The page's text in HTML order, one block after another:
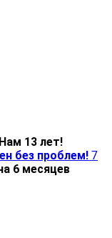
Нам 13 лет!
без проблем! 7
6 месяцев